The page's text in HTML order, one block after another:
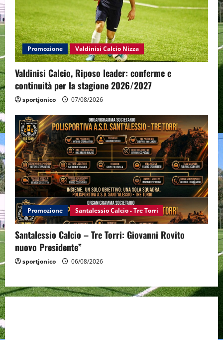
Promozione Valdinisi Calcio Nizza
Valdinisi Calcio, Riposo leader: conferme e
continuità per la stagione 2026/2027
sportjonico 07/08/2026
Promozione Santalessio Calcio - Tre Torri
Santalessio Calcio – Tre Torri: Giovanni Rovito
nuovo Presidente”
sportjonico 06/08/2026